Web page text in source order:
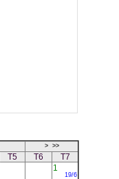
> >>
T5 T6
T7
1
19/6